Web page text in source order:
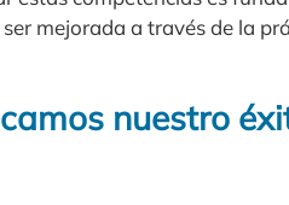
mejorada a través de la
nuestro